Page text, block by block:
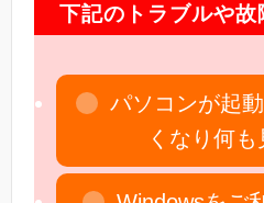
下記のトラブルや
パソコンが起
くなり何も